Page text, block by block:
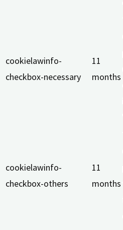
cookielawinfo-
checkbox-necessary
11
months
cookielawinfo-
checkbox-others
11
months